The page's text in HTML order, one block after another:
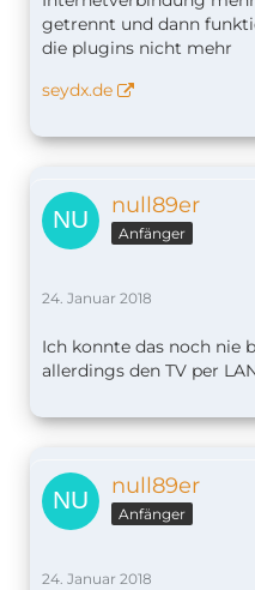
getrennt und dann
die plugins nicht mehr
seydx.de
null89er
Anfänger
24. Januar 2018
Ich konnte das noch nie
allerdings den TV per
null89er
Anfänger
24. Januar 2018